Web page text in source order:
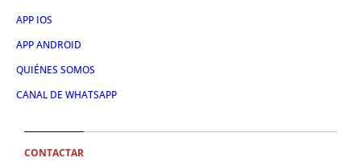
APP IOS
APP ANDROID
QUIÉNES SOMOS
CANAL DE WHATSAPP
CONTACTAR